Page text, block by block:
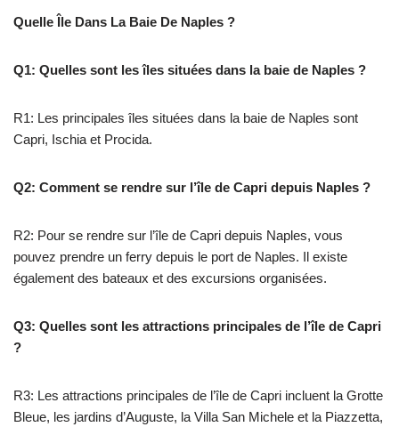
Quelle Île Dans La Baie De Naples ?
Q1: Quelles sont les îles situées dans la baie de Naples ?
R1: Les principales îles situées dans la baie de Naples sont
Capri, Ischia et Procida.
Q2: Comment se rendre sur l’île de Capri depuis Naples ?
R2: Pour se rendre sur l’île de Capri depuis Naples, vous
pouvez prendre un ferry depuis le port de Naples. Il existe
également des bateaux et des excursions organisées.
Q3: Quelles sont les attractions principales de l’île de Capri
?
R3: Les attractions principales de l’île de Capri incluent la Grotte
Bleue, les jardins d’Auguste, la Villa San Michele et la Piazzetta,